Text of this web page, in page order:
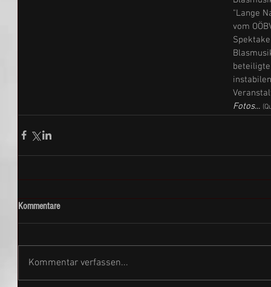
"Lange
vom
Fotos...
Kommentare
Kommentar verfassen...